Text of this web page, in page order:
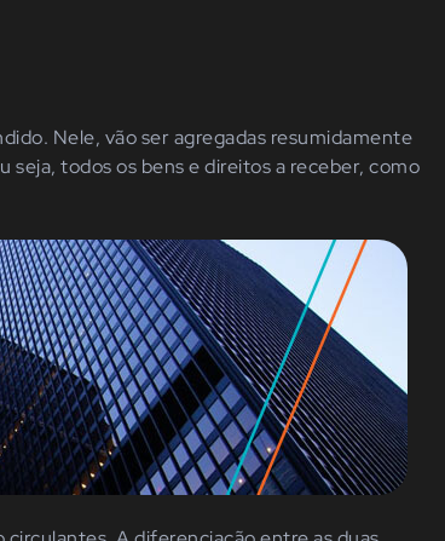
Nele, vão ser agregadas resumidamente
seja, todos os bens e direitos a receber, como